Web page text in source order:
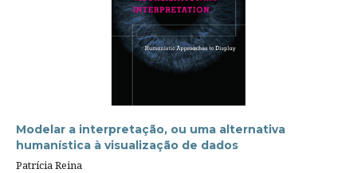
Modelar a interpretação, ou uma alternativa
humanística à visualização de dados
Patrícia Reina